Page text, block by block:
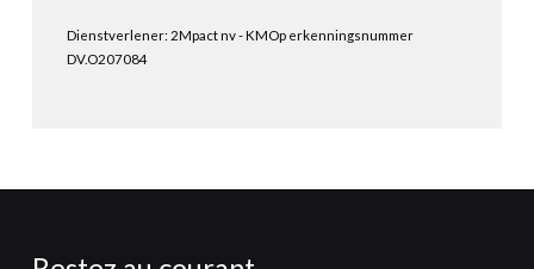
Dienstverlener: 2Mpact nv - KMOp erkenningsnummer
DV.O207084